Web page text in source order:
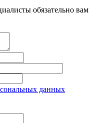
обязательно вам
данных